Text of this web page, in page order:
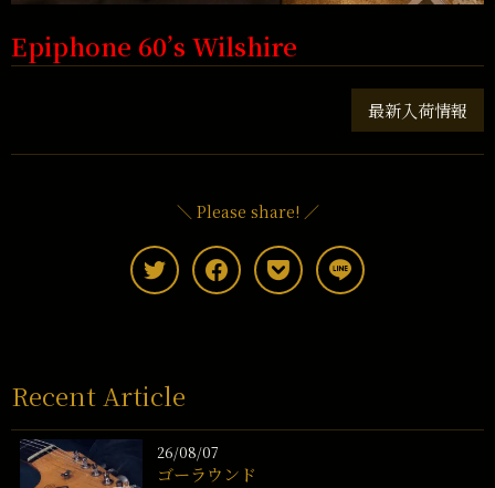
Epiphone 60’s Wilshire
最新入荷情報
＼ Please share! ／
Recent Article
26/08/07
ゴーラウンド